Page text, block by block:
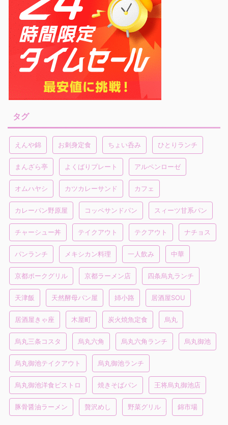
タグ
えんや錦 お刺身定食 ちょい呑み ひとりランチ
まんざら亭 よくばりプレート アルペンローゼ
オムハヤシ カツカレーサンド カフェ
カレーパン野原屋 コッペサンドパン スィーツ甘系パン
チャーシュー丼 テイクアウト テクアウト ナチョス
パンランチ メキシカン料理 一人飲み 中華
京都ポークグリル 京都ラーメン店 四条烏丸ランチ
天津飯 天然酵母パン屋 姉小路 居酒屋SOU
居酒屋きゃ座 木屋町 炭火焼魚定食 烏丸
烏丸三条コスタ 烏丸六角 烏丸六角ランチ 烏丸御池
烏丸御池テイクアウト 烏丸御池ランチ
烏丸御池洋食ビストロ 焼きそばパン 王将烏丸御池店
豚骨醤油ラーメン 贅沢めし 野菜グリル 錦市場